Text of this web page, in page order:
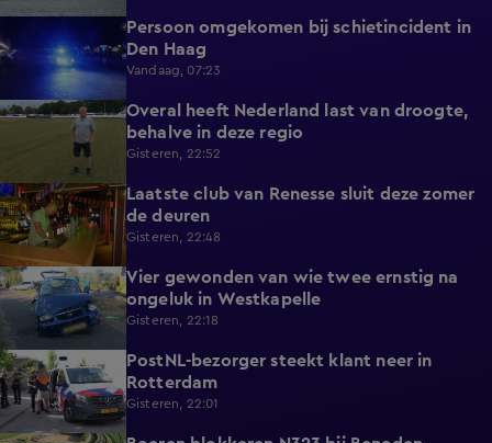
Persoon omgekomen bij schietincident in
Den Haag
Vandaag, 07:23
1:54
Overal heeft Nederland last van droogte,
behalve in deze regio
Gisteren, 22:52
2:08
Laatste club van Renesse sluit deze zomer
de deuren
Gisteren, 22:48
0:30
Vier gewonden van wie twee ernstig na
ongeluk in Westkapelle
Gisteren, 22:18
0:26
PostNL-bezorger steekt klant neer in
Rotterdam
Gisteren, 22:01